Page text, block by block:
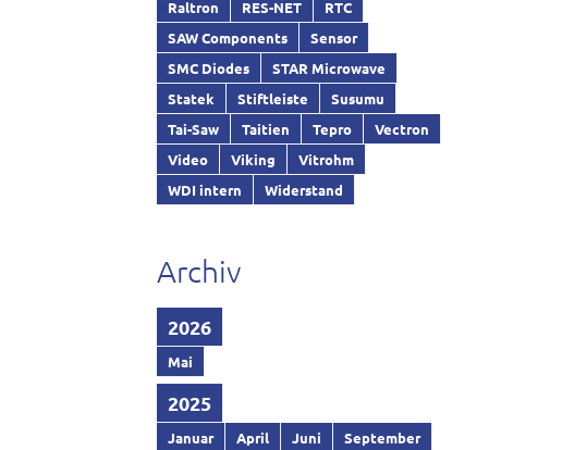
Raltron
RES-NET
RTC
SAW Components
Sensor
SMC Diodes
STAR Microwave
Statek
Stiftleiste
Susumu
Tai-Saw
Taitien Tepro
Vectron
Video
Viking
Vitrohm
WDI intern
Widerstand
Archiv
2026
Mai
2025
Januar April Juni
September